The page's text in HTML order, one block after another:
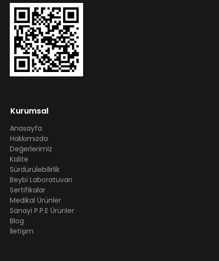
Kurumsal
Anasayfa
Hakkımızda
Değerlerimiz
Kalite
Sürdürülebilirlik
Beybi Laboratuvarı
Sertifikalar
Medikal Ürünler
Sanayi P.P.E Ürünler
Blog
İletişim